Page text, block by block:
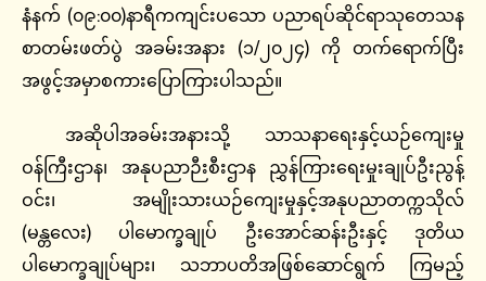
နံနက် (၀၉:၀၀)နာရီကကျင်းပသော ပညာရပ်ဆိုင်ရာသုတေသန
စာတမ်းဖတ်ပွဲ အခမ်းအနား (၁/၂၀၂၄) ကို တက်ရောက်ပြီး
အဖွင့်အမှာစကားပြောကြားပါသည်။
အဆိုပါအခမ်းအနားသို့ သာသနာရေးနှင့်ယဉ်ကျေးမှု
ဝန်ကြီးဌာန၊ အနုပညာဉီးစီးဌာန ညွှန်ကြားရေးမှုးချုပ်ဦးညွန့်
ဝင်း၊ အမျိုးသားယဉ်ကျေးမှုနှင့်အနုပညာတက္ကသိုလ်
(မန္တလေး) ပါမောက္ခချုပ် ဦးအောင်ဆန်းဦးနှင့် ဒုတိယ
ပါမောက္ခချုပ်များ၊ သဘာပတိအဖြစ်ဆောင်ရွက် ကြမည့်